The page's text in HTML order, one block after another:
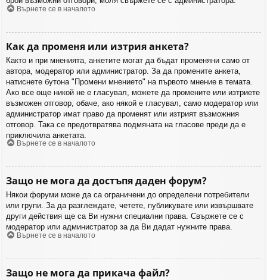
Върнете се в началото
Как да променя или изтрия анкета?
Както и при мненията, анкетите могат да бъдат променяни само от
автора, модератор или администратор. За да промените анкета,
натиснете бутона "Промени мнението" на първото мнение в темата.
Ако все още никой не е гласувал, можете да промените или изтриете
възможен отговор, обаче, ако някой е гласувал, само модератор или
администратор имат право да променят или изтрият възможния
отговор. Така се предотвратява подмяната на гласове преди да е
приключила анкетата.
Върнете се в началото
Защо не мога да достъпя даден форум?
Някои форуми може да са ограничени до определени потребители
или групи. За да разглеждате, четете, публикувате или извършвате
други действия ще са Ви нужни специални права. Свържете се с
модератор или администратор за да Ви дадат нужните права.
Върнете се в началото
Защо не мога да прикача файл?